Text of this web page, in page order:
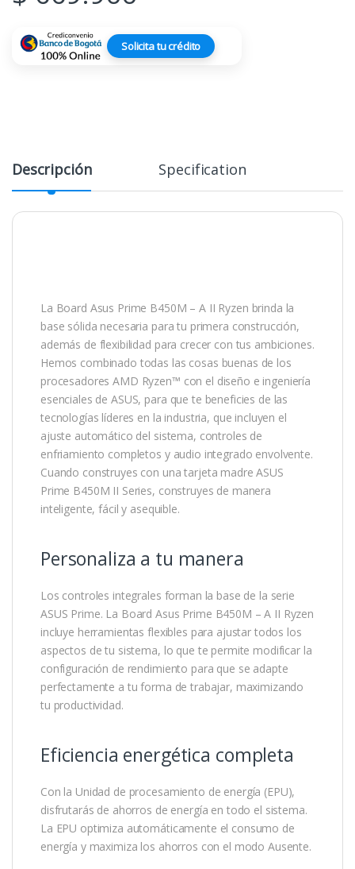
Solicita tu crédito
Descripción Specification
La Board Asus Prime B450M – A II Ryzen brinda la
base sólida necesaria para tu primera construcción,
además de flexibilidad para crecer con tus ambiciones.
Hemos combinado todas las cosas buenas de los
procesadores AMD Ryzen™ con el diseño e ingeniería
esenciales de ASUS, para que te beneficies de las
tecnologías líderes en la industria, que incluyen el
ajuste automático del sistema, controles de
enfriamiento completos y audio integrado envolvente.
Cuando construyes con una tarjeta madre ASUS
Prime B450M II Series, construyes de manera
inteligente, fácil y asequible.
Personaliza a tu manera
Los controles integrales forman la base de la serie
ASUS Prime. La Board Asus Prime B450M – A II Ryzen
incluye herramientas flexibles para ajustar todos los
aspectos de tu sistema, lo que te permite modificar la
configuración de rendimiento para que se adapte
perfectamente a tu forma de trabajar, maximizando
tu productividad.
Eficiencia energética completa
Con la Unidad de procesamiento de energía (EPU),
disfrutarás de ahorros de energía en todo el sistema.
La EPU optimiza automáticamente el consumo de
energía y maximiza los ahorros con el modo Ausente.